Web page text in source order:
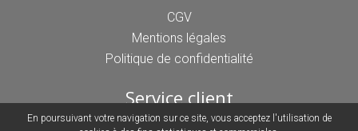
CGV
Mentions légales
Politique de confidentialité
Service client
03 44 21 85 33
En poursuivant votre navigation sur ce site, vous acceptez l'utilisation de